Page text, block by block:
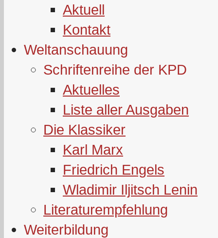
Aktuell
Kontakt
Weltanschauung
Schriftenreihe der KPD
Aktuelles
Liste aller Ausgaben
Die Klassiker
Karl Marx
Friedrich Engels
Wladimir Iljitsch Lenin
Literaturempfehlung
Weiterbildung